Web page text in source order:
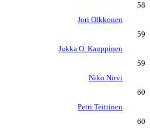
58
Jori Olkkonen
59
Jukka O. Kauppinen
59
Niko Nirvi
60
Petri Teittinen
60